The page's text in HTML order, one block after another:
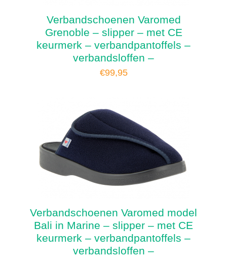
Verbandschoenen Varomed
Grenoble – slipper – met CE
keurmerk – verbandpantoffels –
verbandsloffen –
€99,95
Verbandschoenen Varomed model
Bali in Marine – slipper – met CE
keurmerk – verbandpantoffels –
verbandsloffen –